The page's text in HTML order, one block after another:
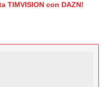
TIMVISION con DAZN!